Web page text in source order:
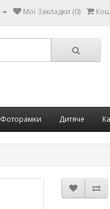
Мої Закладки (0)
Фоторамки Дитяче